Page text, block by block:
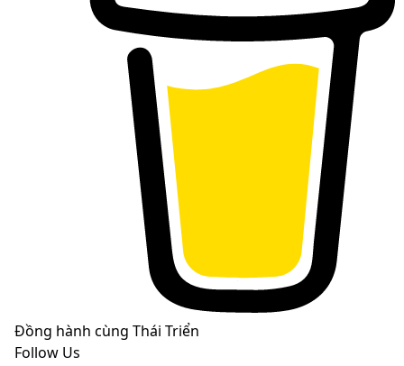
Đồng hành cùng Thái Triển
Follow Us